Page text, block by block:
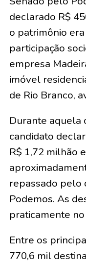
declarado R$
o patrimônio
participação
empresa
imóvel
de Rio Branco,
Durante aquela
candidato
R$ 1,72 milhão
repassado pelo
Podemos. As
praticamente
Entre os
770,6 mil